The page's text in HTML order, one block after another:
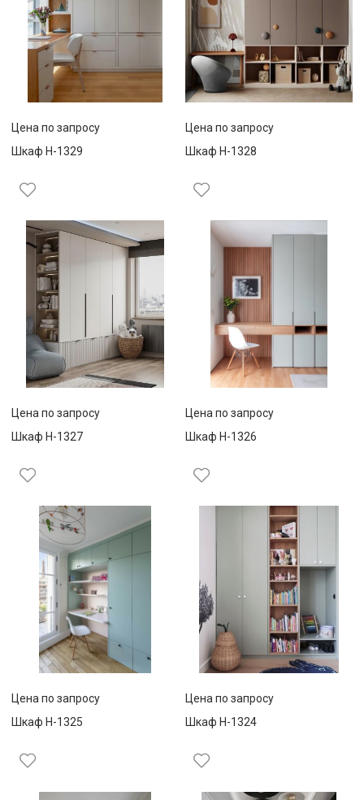
Цена по запросу
Шкаф Н-1329
Цена по запросу
Шкаф Н-1328
Цена по запросу
Шкаф Н-1327
Цена по запросу
Шкаф Н-1326
Цена по запросу
Шкаф Н-1325
Цена по запросу
Шкаф Н-1324